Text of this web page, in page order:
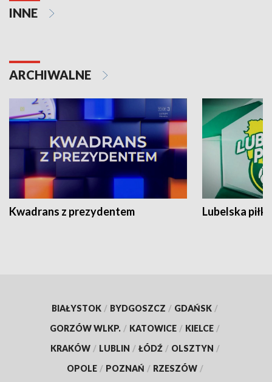
INNE
ARCHIWALNE
Kwadrans z prezydentem Lubelska piłka
BIAŁYSTOK / BYDGOSZCZ / GDAŃSK /
GORZÓW WLKP. / KATOWICE / KIELCE /
KRAKÓW / LUBLIN / ŁÓDŹ / OLSZTYN /
OPOLE / POZNAŃ / RZESZÓW /